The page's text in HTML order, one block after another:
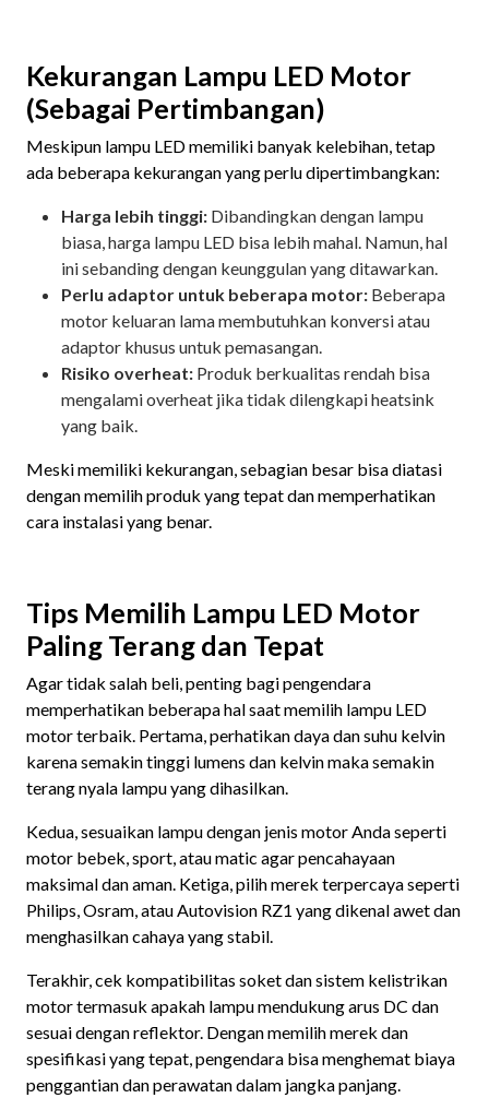
Kekurangan Lampu LED Motor
(Sebagai Pertimbangan)
Meskipun lampu LED memiliki banyak kelebihan, tetap
ada beberapa kekurangan yang perlu dipertimbangkan:
Harga lebih tinggi: Dibandingkan dengan lampu
biasa, harga lampu LED bisa lebih mahal. Namun, hal
ini sebanding dengan keunggulan yang ditawarkan.
Perlu adaptor untuk beberapa motor: Beberapa
motor keluaran lama membutuhkan konversi atau
adaptor khusus untuk pemasangan.
Risiko overheat: Produk berkualitas rendah bisa
mengalami overheat jika tidak dilengkapi heatsink
yang baik.
Meski memiliki kekurangan, sebagian besar bisa diatasi
dengan memilih produk yang tepat dan memperhatikan
cara instalasi yang benar.
Tips Memilih Lampu LED Motor
Paling Terang dan Tepat
Agar tidak salah beli, penting bagi pengendara
memperhatikan beberapa hal saat memilih lampu LED
motor terbaik. Pertama, perhatikan daya dan suhu kelvin
karena semakin tinggi lumens dan kelvin maka semakin
terang nyala lampu yang dihasilkan.
Kedua, sesuaikan lampu dengan jenis motor Anda seperti
motor bebek, sport, atau matic agar pencahayaan
maksimal dan aman. Ketiga, pilih merek terpercaya seperti
Philips, Osram, atau Autovision RZ1 yang dikenal awet dan
menghasilkan cahaya yang stabil.
Terakhir, cek kompatibilitas soket dan sistem kelistrikan
motor termasuk apakah lampu mendukung arus DC dan
sesuai dengan reflektor. Dengan memilih merek dan
spesifikasi yang tepat, pengendara bisa menghemat biaya
penggantian dan perawatan dalam jangka panjang.